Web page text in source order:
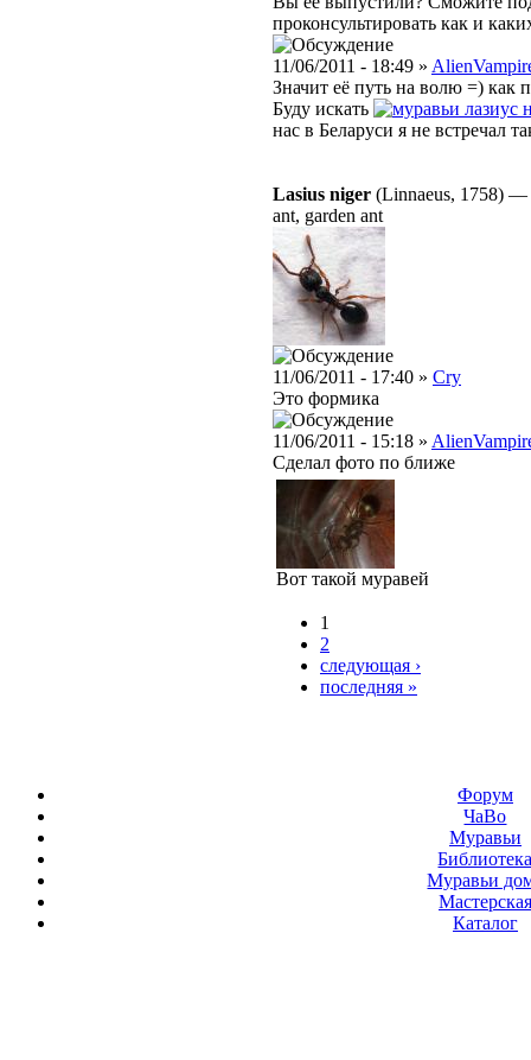
проконсультировать как и
11/06/2011 - 18:49 »
Значит её путь на волю =) как
Буду искать
лазиус
нас в Беларуси я не встречал
Lasius niger (Linnaeus, 1758) —
ant, garden ant
11/06/2011 - 17:40 » Cry
Это формика
11/06/2011 - 15:18 »
Сделал фото по ближе
Вот такой муравей
1
2
следующая ›
последняя »
Форум
ЧаВо
Муравьи
Муравьи
Мастерская
Каталог